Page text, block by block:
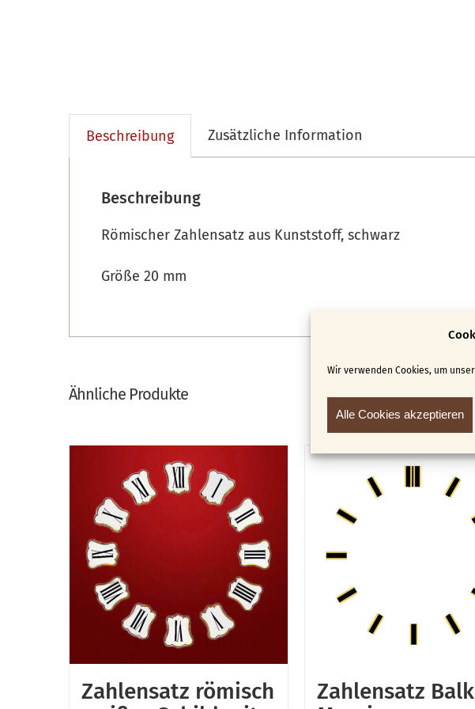
Wir verwenden Cookies, um
Alle Cookies akzeptieren
Beschreibung Zusätzliche Information
Beschreibung
Römischer Zahlensatz aus Kunststoff, schwarz
Größe 20 mm
Ähnliche Produkte
Zahlensatz römisch
Zahlensatz